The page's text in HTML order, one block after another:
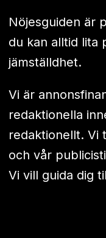
Nöjesguiden är
du kan alltid lita
jämställdhet.
Vi är
redaktionella
redaktionellt. Vi
och vår
Vi vill guida dig